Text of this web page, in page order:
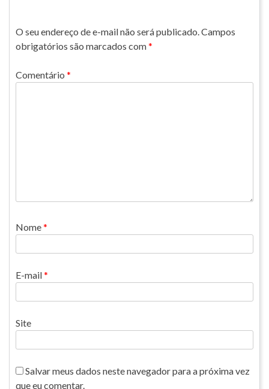
O seu endereço de e-mail não será publicado.Campos
obrigatórios são marcados com*
Comentário *
Nome*
E-mail*
Site
Salvar meus dados neste navegador para a próxima vez
que eu comentar.